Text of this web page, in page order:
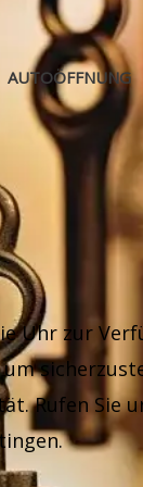
AUTOÖFFNUNG
Uhr zur
Rufen Sie